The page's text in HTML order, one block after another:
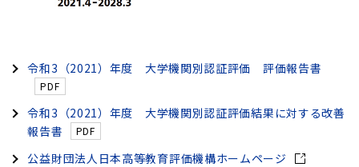
令和3（2021）年度 大学機関別認証評価 評価報告書
令和3（2021）年度 大学機関別認証評価結果に対する改善
報告書
公益財団法人日本高等教育評価機構ホームページ